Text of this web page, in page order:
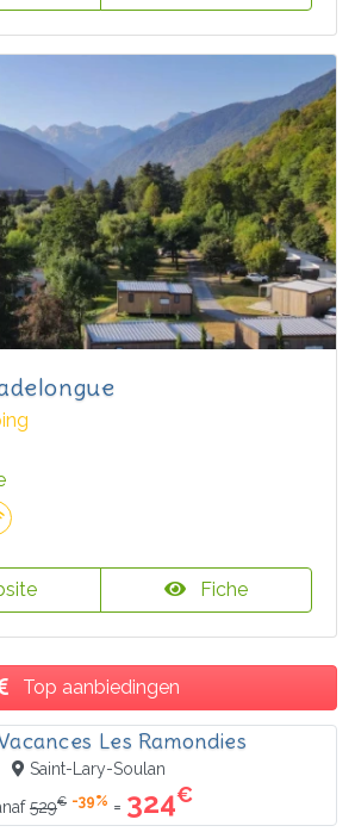
Fiche
Top aanbiedingen
Les Ramondies
Saint-Lary-Soulan
529€ -39% = 324€